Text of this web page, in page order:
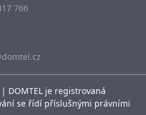
766
DOMTEL je registrovaná
se řídí příslušnými právními